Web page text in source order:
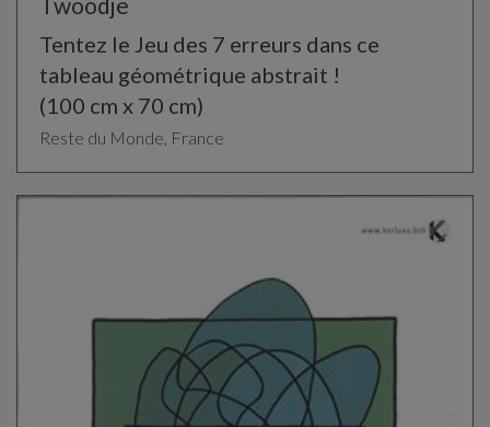
Tentez le Jeu des 7 erreurs dans ce
tableau géométrique abstrait !
(100 cm x 70 cm)
Reste du Monde, France